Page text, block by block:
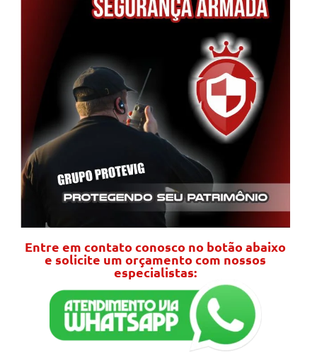
Entre em contato conosco no botão abaixo
e solicite um orçamento com nossos
especialistas: